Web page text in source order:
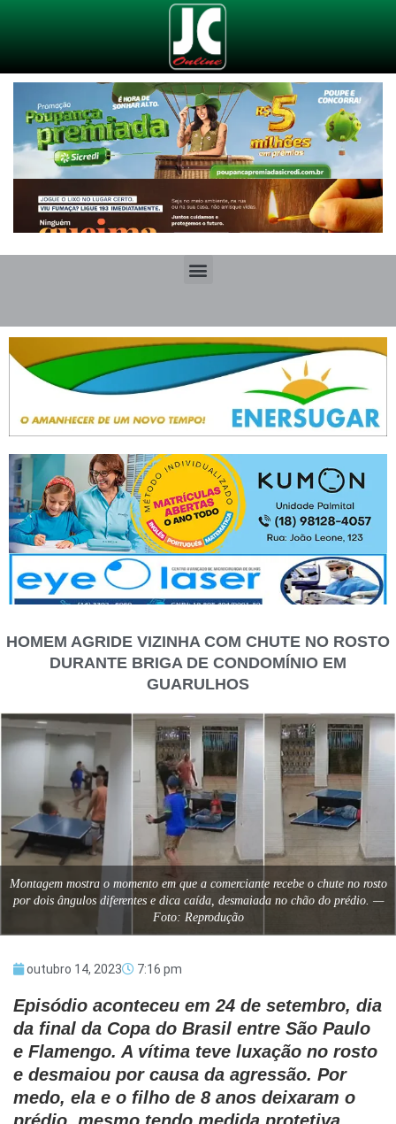
HOMEM AGRIDE VIZINHA COM CHUTE NO ROSTO
DURANTE BRIGA DE CONDOMÍNIO EM
GUARULHOS
Montagem mostra o momento em que a comerciante recebe o chute no rosto
por dois ângulos diferentes e dica caída, desmaiada no chão do prédio. —
Foto: Reprodução
outubro 14, 2023 7:16 pm
Episódio aconteceu em 24 de setembro, dia
da final da Copa do Brasil entre São Paulo
e Flamengo. A vítima teve luxação no rosto
e desmaiou por causa da agressão. Por
medo, ela e o filho de 8 anos deixaram o